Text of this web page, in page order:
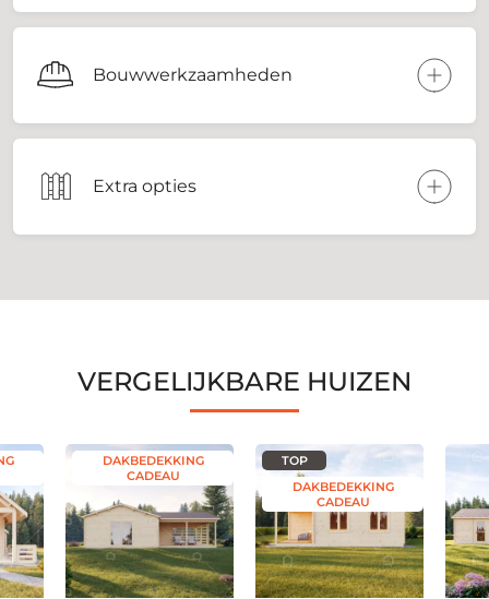
Bouwwerkzaamheden
Extra opties
VERGELIJKBARE HUIZEN
DAKBEDEKKING
CADEAU
TOP
DAKBEDEKKING
CADEAU